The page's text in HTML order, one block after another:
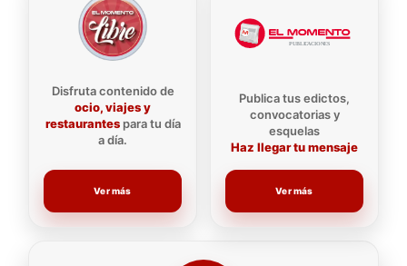
Disfruta contenido de
ocio, viajes y
restaurantespara tu día
a día.
Ver más
Publica tus edictos,
convocatorias y
esquelas
Haz llegar tu mensaje
Ver más